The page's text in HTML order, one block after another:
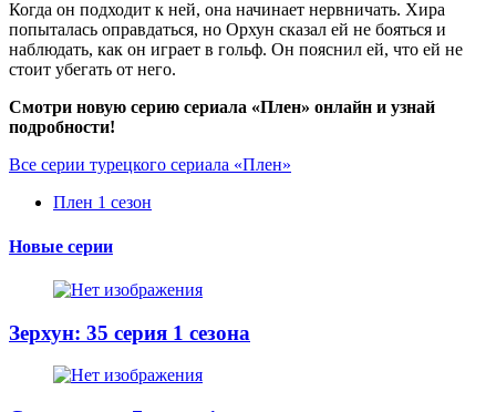
Когда он подходит к ней, она начинает нервничать. Хира
попыталась оправдаться, но Орхун сказал ей не бояться и
наблюдать, как он играет в гольф. Он пояснил ей, что ей не
стоит убегать от него.
Смотри новую серию сериала «Плен» онлайн и узнай
подробности!
Все серии турецкого сериала «Плен»
Плен 1 сезон
Новые серии
Зерхун: 35 серия 1 сезона